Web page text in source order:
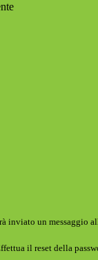
inviato un messaggio
il reset della